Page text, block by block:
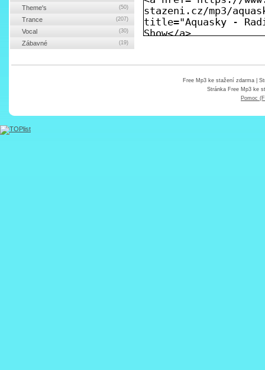
Theme's (50)
Trance (207)
Vocal (30)
Zábavné (19)
Free Mp3 ke stažení zdarma|
Stránka Free Mp3 ke
Pomoc